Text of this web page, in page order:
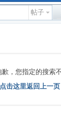
帖子
歉，您指定的搜索
击这里返回上一页